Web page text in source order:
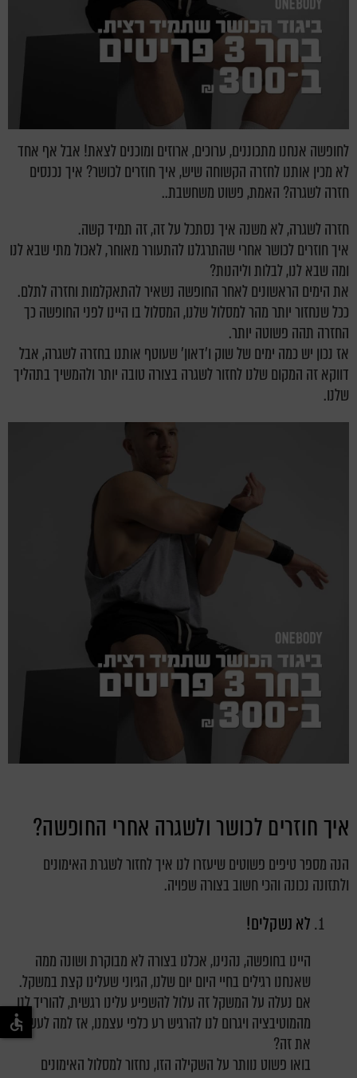
לחופשה אנחנו מתכוננים, ערוכים, ארוזים ומוכנים לצאת! אבל אף אחד
לא מכין אותנו לחזרה הקשוחה שיש, איך חוזרים לכושר? איך נכנסים
חזרה לשגרה? האמת, פשוט משחשבת..
חזרה לשגרה, לא משנה איך נסתכל על זה, זה תמיד קשה.
איך חוזרים לכושר אחרי שהתרגלנו להתעורר מאוחר, לאכול מתי שבא לנו
ומה שבא לנו, לבלות וליהנות?
את הימים הראשונים לאחר החופשה נשאיר להתאקלמות וחזרה לתלם.
ככל שנחזור יותר מהר למסלול שלנו, המסלול בו היינו לפני החופשה כך
החזרה תהה פשוטה יותר.
אז נכון יש כמה ימים של שוק ו'דאון' שעוטף אותנו בחזרה לשגרה, אבל
דווקא זה המקום שלנו לחזור לשגרה בצורה טובה יותר ולהמשיך בתהליך
שלנו.
איך חוזרים לכושר ולשגרה אחרי החופשה?
הנה מספר טיפים פשוטים שיעזרו לנו איך לחזור לשגרת האימונים
ולתזונה נכונה והכי חשוב בצורה שפויה.
לא נשקלים!
היינו בחופשה, נהנינו, אכלנו בצורה לא מבוקרת ושונה ממה
שאנחנו רגילים בחיי היום יום שלנו, הגיוני שעלינו קצת במשקל.
אם נעלה על המשקל זה עלול להשפיע עלינו רגשית, להוריד לנו
מהמוטיבציה ויגרום לנו להרגיש רע כלפי עצמנו, אז למה לעשות
את זה?
בואו פשוט נוותר על השקילה הזו, נחזור למסלול האימונים